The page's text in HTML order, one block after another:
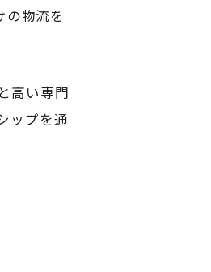
物流を
高い専門
ップを通